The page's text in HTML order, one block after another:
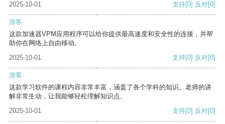
2025-10-01 支持[0] 反对[0]
游客
这款加速器VPM应用程序可以给你提供最高速度和安全性的连接，并帮
助你在网络上自由移动。
2025-10-01
支持[0] 反对[0]
游客
这款学习软件的课程内容非常丰富，涵盖了各个学科的知识。老师的讲
解非常生动，让我能够轻松理解知识点。
2025-10-01
支持[0] 反对[0]